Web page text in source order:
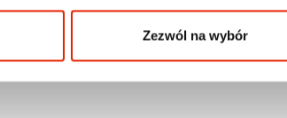
Zezwól na wybór